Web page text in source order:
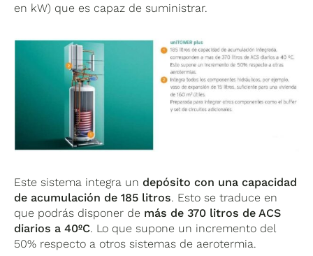
en kW) que es capaz de suministrar.
Este sistema integra un depósito con una capacidad
de acumulación de 185 litros. Esto se traduce en
que podrás disponer de más de 370 litros de ACS
diarios a 40ºC. Lo que supone un incremento del
50% respecto a otros sistemas de aerotermia.